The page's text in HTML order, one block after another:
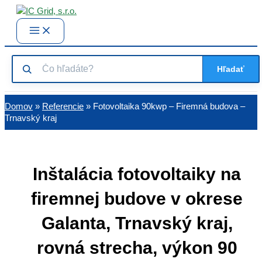
Preskočiť
obsah
Main
Menu
Hľadať
Domov » Referencie » Fotovoltaika 90kwp – Firemná budova –
Trnavský kraj
Inštalácia fotovoltaiky na
firemnej budove v okrese
Galanta, Trnavský kraj,
rovná strecha, výkon 90